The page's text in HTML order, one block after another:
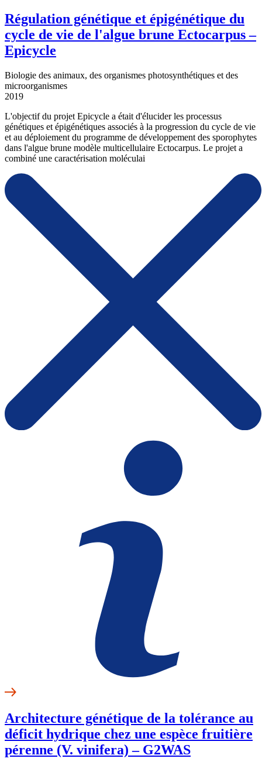
Régulation génétique et épigénétique du
cycle de vie de l'algue brune Ectocarpus –
Epicycle
Biologie des animaux, des organismes photosynthétiques et des
microorganismes
2019
L'objectif du projet Epicycle a était d'élucider les processus
génétiques et épigénétiques associés à la progression du cycle de vie
et au déploiement du programme de développement des sporophytes
dans l'algue brune modèle multicellulaire Ectocarpus. Le projet a
combiné une caractérisation moléculai
Architecture génétique de la tolérance au
déficit hydrique chez une espèce fruitière
pérenne (V. vinifera) – G2WAS